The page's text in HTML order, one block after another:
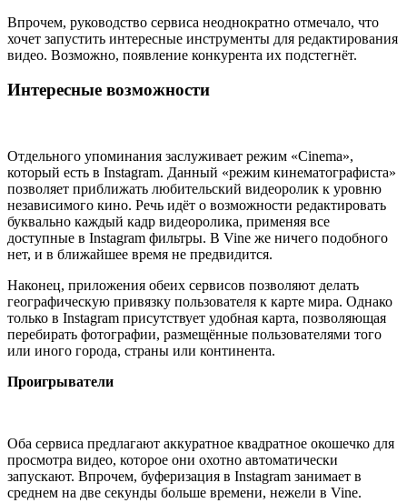
Впрочем, руководство сервиса неоднократно отмечало, что
хочет запустить интересные инструменты для редактирования
видео. Возможно, появление конкурента их подстегнёт.
Интересные возможности
Отдельного упоминания заслуживает режим «Cinema»,
который есть в Instagram. Данный «режим кинематографиста»
позволяет приближать любительский видеоролик к уровню
независимого кино. Речь идёт о возможности редактировать
буквально каждый кадр видеоролика, применяя все
доступные в Instagram фильтры. В Vine же ничего подобного
нет, и в ближайшее время не предвидится.
Наконец, приложения обеих сервисов позволяют делать
географическую привязку пользователя к карте мира. Однако
только в Instagram присутствует удобная карта, позволяющая
перебирать фотографии, размещённые пользователями того
или иного города, страны или континента.
Проигрыватели
Оба сервиса предлагают аккуратное квадратное окошечко для
просмотра видео, которое они охотно автоматически
запускают. Впрочем, буферизация в Instagram занимает в
среднем на две секунды больше времени, нежели в Vine.